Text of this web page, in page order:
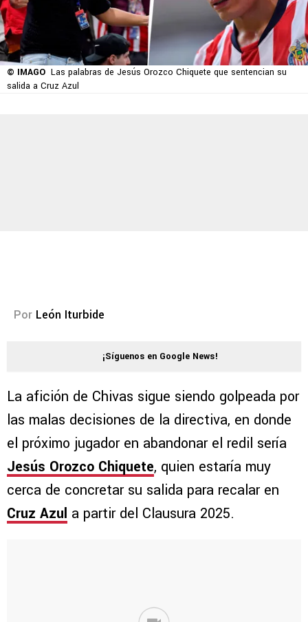
© IMAGO Las palabras de Jesús Orozco Chiquete que sentencian su
salida a Cruz Azul
Por León Iturbide
¡Síguenos en Google News!
La afición de Chivas sigue siendo golpeada por
las malas decisiones de la directiva, en donde
el próximo jugador en abandonar el redil sería
Jesús Orozco Chiquete, quien estaría muy
cerca de concretar su salida para recalar en
Cruz Azul a partir del Clausura 2025.